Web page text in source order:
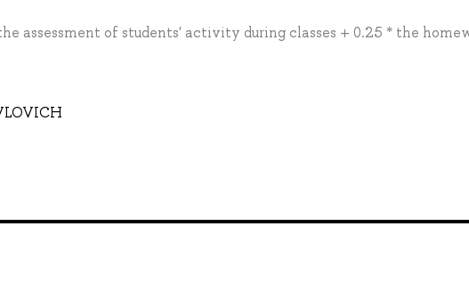
assessment of students' activity during classes + 0.25 * the